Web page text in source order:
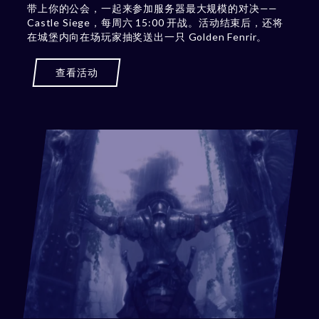
带上你的公会，一起来参加服务器最大规模的对决——
Castle Siege，每周六 15:00 开战。活动结束后，还将
在城堡内向在场玩家抽奖送出一只 Golden Fenrir。
查看活动